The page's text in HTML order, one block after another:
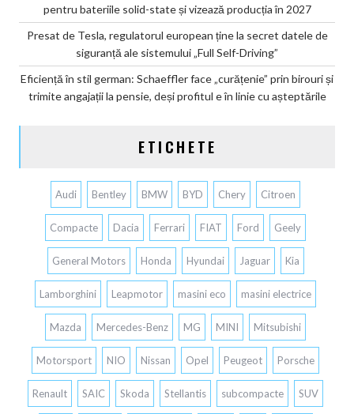
pentru bateriile solid-state și vizează producția în 2027
Presat de Tesla, regulatorul european ține la secret datele de
siguranță ale sistemului „Full Self-Driving”
Eficiență în stil german: Schaeffler face „curățenie” prin birouri și
trimite angajații la pensie, deși profitul e în linie cu așteptările
ETICHETE
Audi Bentley BMW BYD Chery Citroen
Compacte Dacia Ferrari FIAT Ford Geely
General Motors Honda Hyundai Jaguar Kia
Lamborghini Leapmotor masini eco masini electrice
Mazda Mercedes-Benz MG MINI Mitsubishi
Motorsport NIO Nissan Opel Peugeot Porsche
Renault SAIC Skoda Stellantis subcompacte SUV